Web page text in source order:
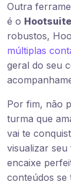
Outra
é o Hootsuite
robustos,
múltiplas
geral do seu
Por fim, não
turma que
vai te
visualizar seu
encaixe
conteúdos se